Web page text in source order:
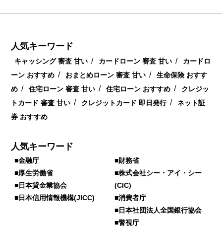
人気キーワード
キャッシング 審査 甘い / カードローン 審査 甘い /
カードロ
ーン おすすめ / おまとめローン 審査 甘い /
生命保険 おすす
め / 住宅ローン 審査 甘い / 住宅ローン おすすめ /
クレジッ
トカード 審査 甘い / クレジットカード 即日発行 /
ネット証
券 おすすめ
人気キーワード
■金融庁
■厚生労働省
■日本貸金業協会
■日本信用情報機構(JICC)
■財務省
■株式会社シー・アイ・シー
(CIC)
■消費者庁
■日本社団法人全国銀行協会
■警視庁